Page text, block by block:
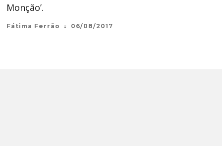
Monção’.
Fátima Ferrão 06/08/2017